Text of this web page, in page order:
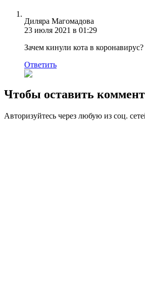
Диляра Магомадова
23 июля 2021 в 01:29
Зачем кинули кота в коронавирус?
Ответить
Чтобы оставить
Авторизуйтесь через любую из соц.